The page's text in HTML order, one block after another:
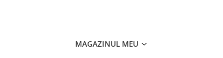
MAGAZINUL MEU